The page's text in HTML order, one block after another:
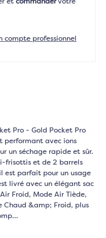
et commandervotre
compte professionnel
Pro - Gold Pocket Pro
performant avec ions
un séchage rapide et sûr.
frisottis et de 2 barrels
est parfait pour un usage
livré avec un élégant sac
Froid, Mode Air Tiède,
Chaud &amp; Froid, plus